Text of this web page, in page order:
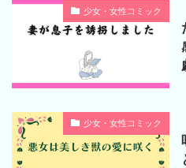
少女・女性コミック
少女・女性コミック